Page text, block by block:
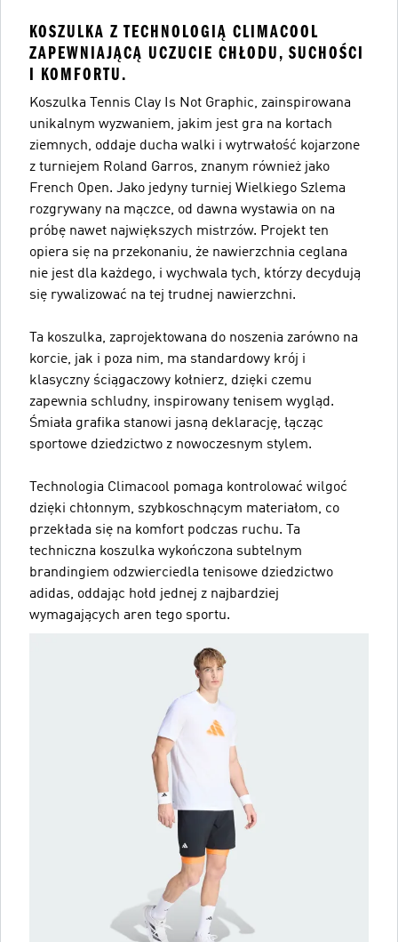
KOSZULKA Z TECHNOLOGIĄ CLIMACOOL
ZAPEWNIAJĄCĄ UCZUCIE CHŁODU, SUCHOŚCI
I KOMFORTU.
Koszulka Tennis Clay Is Not Graphic, zainspirowana
unikalnym wyzwaniem, jakim jest gra na kortach
ziemnych, oddaje ducha walki i wytrwałość kojarzone
z turniejem Roland Garros, znanym również jako
French Open. Jako jedyny turniej Wielkiego Szlema
rozgrywany na mączce, od dawna wystawia on na
próbę nawet największych mistrzów. Projekt ten
opiera się na przekonaniu, że nawierzchnia ceglana
nie jest dla każdego, i wychwala tych, którzy decydują
się rywalizować na tej trudnej nawierzchni.
Ta koszulka, zaprojektowana do noszenia zarówno na
korcie, jak i poza nim, ma standardowy krój i
klasyczny ściągaczowy kołnierz, dzięki czemu
zapewnia schludny, inspirowany tenisem wygląd.
Śmiała grafika stanowi jasną deklarację, łącząc
sportowe dziedzictwo z nowoczesnym stylem.
Technologia Climacool pomaga kontrolować wilgoć
dzięki chłonnym, szybkoschnącym materiałom, co
przekłada się na komfort podczas ruchu. Ta
techniczna koszulka wykończona subtelnym
brandingiem odzwierciedla tenisowe dziedzictwo
adidas, oddając hołd jednej z najbardziej
wymagających aren tego sportu.